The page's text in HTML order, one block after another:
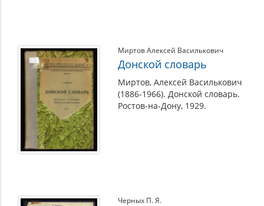
Миртов Алексей Василькович
Донской словарь
Миртов, Алексей Василькович
(1886-1966). Донской словарь.
Ростов-на-Дону, 1929.
Черных П. Я.